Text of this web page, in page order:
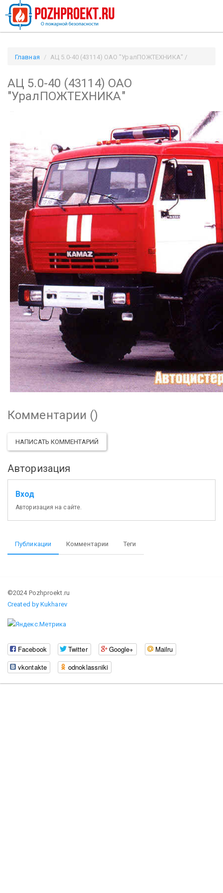
Главная
АЦ 5.0-40 (43114) ОАО "УралПОЖТЕХНИКА" /
АЦ 5.0-40 (43114) ОАО
"УралПОЖТЕХНИКА"
Комментарии ()
НАПИСАТЬ КОММЕНТАРИЙ
Авторизация
Вход
Авторизация на сайте.
Публикации Комментарии Теги
©2024 Pozhproekt.ru
Created by Kukharev
Facebook Twitter Google+
Mailru
vkontakte
odnoklassniki